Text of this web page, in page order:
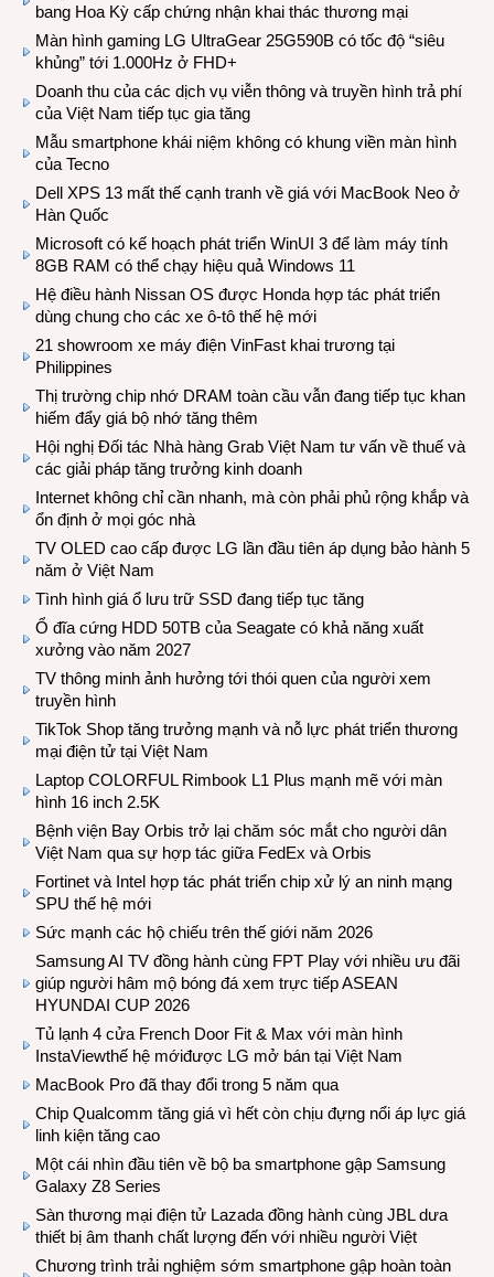
bang Hoa Kỳ cấp chứng nhận khai thác thương mại
Màn hình gaming LG UltraGear 25G590B có tốc độ “siêu
khủng” tới 1.000Hz ở FHD+
Doanh thu của các dịch vụ viễn thông và truyền hình trả phí
của Việt Nam tiếp tục gia tăng
Mẫu smartphone khái niệm không có khung viền màn hình
của Tecno
Dell XPS 13 mất thế cạnh tranh về giá với MacBook Neo ở
Hàn Quốc
Microsoft có kế hoạch phát triển WinUI 3 để làm máy tính
8GB RAM có thể chạy hiệu quả Windows 11
Hệ điều hành Nissan OS được Honda hợp tác phát triển
dùng chung cho các xe ô-tô thế hệ mới
21 showroom xe máy điện VinFast khai trương tại
Philippines
Thị trường chip nhớ DRAM toàn cầu vẫn đang tiếp tục khan
hiếm đẩy giá bộ nhớ tăng thêm
Hội nghị Đối tác Nhà hàng Grab Việt Nam tư vấn về thuế và
các giải pháp tăng trưởng kinh doanh
Internet không chỉ cần nhanh, mà còn phải phủ rộng khắp và
ổn định ở mọi góc nhà
TV OLED cao cấp được LG lần đầu tiên áp dụng bảo hành 5
năm ở Việt Nam
Tình hình giá ổ lưu trữ SSD đang tiếp tục tăng
Ổ đĩa cứng HDD 50TB của Seagate có khả năng xuất
xưởng vào năm 2027
TV thông minh ảnh hưởng tới thói quen của người xem
truyền hình
TikTok Shop tăng trưởng mạnh và nỗ lực phát triển thương
mại điện tử tại Việt Nam
Laptop COLORFUL Rimbook L1 Plus mạnh mẽ với màn
hình 16 inch 2.5K
Bệnh viện Bay Orbis trở lại chăm sóc mắt cho người dân
Việt Nam qua sự hợp tác giữa FedEx và Orbis
Fortinet và Intel hợp tác phát triển chip xử lý an ninh mạng
SPU thế hệ mới
Sức mạnh các hộ chiếu trên thế giới năm 2026
Samsung AI TV đồng hành cùng FPT Play với nhiều ưu đãi
giúp người hâm mộ bóng đá xem trực tiếp ASEAN
HYUNDAI CUP 2026
Tủ lạnh 4 cửa French Door Fit & Max với màn hình
InstaViewthế hệ mớiđược LG mở bán tại Việt Nam
MacBook Pro đã thay đổi trong 5 năm qua
Chip Qualcomm tăng giá vì hết còn chịu đựng nổi áp lực giá
linh kiện tăng cao
Một cái nhìn đầu tiên về bộ ba smartphone gập Samsung
Galaxy Z8 Series
Sàn thương mại điện tử Lazada đồng hành cùng JBL dưa
thiết bị âm thanh chất lượng đến với nhiều người Việt
Chương trình trải nghiệm sớm smartphone gập hoàn toàn